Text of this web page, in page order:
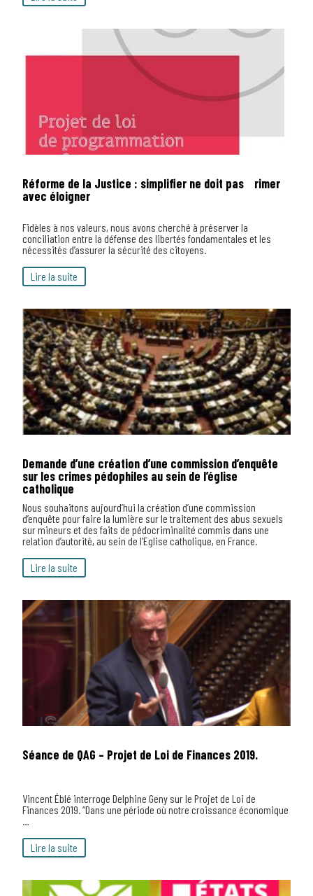
Réforme de la Justice : simplifier ne doit pas rimer
avec éloigner
Fidèles à nos valeurs, nous avons cherché à préserver la
conciliation entre la défense des libertés fondamentales et les
nécessités d’assurer la sécurité des citoyens.
Lire la suite
Demande d’une création d’une commission d’enquête
sur les crimes pédophiles au sein de l’église
catholique
Nous souhaitons aujourd’hui la création d’une commission
d’enquête pour faire la lumière sur le traitement des abus sexuels
sur mineurs et des faits de pédocriminalité commis dans une
relation d’autorité, au sein de l’Eglise catholique, en France.
Lire la suite
Séance de QAG – Projet de Loi de Finances 2019.
Vincent Éblé interroge Delphine Geny sur le Projet de Loi de
Finances 2019. “Dans une période où notre croissance économique
…
Lire la suite